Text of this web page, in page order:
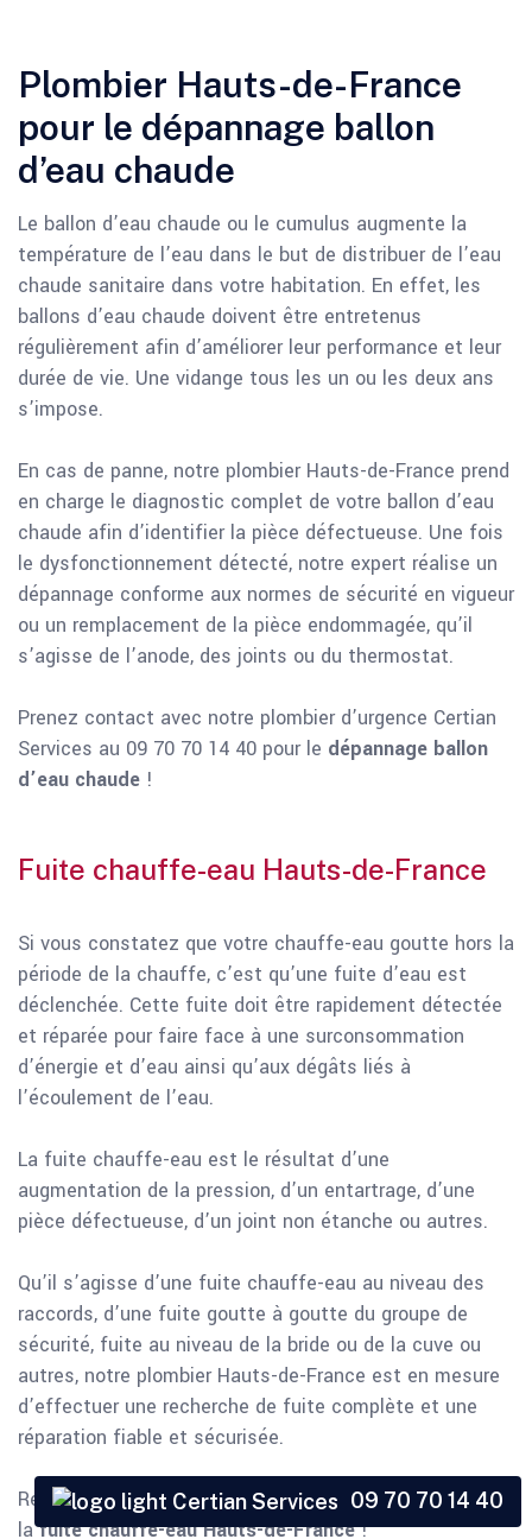
Plombier Hauts-de-France
pour le dépannage ballon
d’eau chaude
Le ballon d’eau chaude ou le cumulus augmente la
température de l’eau dans le but de distribuer de l’eau
chaude sanitaire dans votre habitation. En effet, les
ballons d’eau chaude doivent être entretenus
régulièrement afin d’améliorer leur performance et leur
durée de vie. Une vidange tous les un ou les deux ans
s’impose.
En cas de panne, notre plombier Hauts-de-France prend
en charge le diagnostic complet de votre ballon d’eau
chaude afin d’identifier la pièce défectueuse. Une fois
le dysfonctionnement détecté, notre expert réalise un
dépannage conforme aux normes de sécurité en vigueur
ou un remplacement de la pièce endommagée, qu’il
s’agisse de l’anode, des joints ou du thermostat.
Prenez contact avec notre plombier d’urgence Certian
Services au 09 70 70 14 40 pour le dépannage ballon
d’eau chaude !
Fuite chauffe-eau Hauts-de-France
Si vous constatez que votre chauffe-eau goutte hors la
période de la chauffe, c’est qu’une fuite d’eau est
déclenchée. Cette fuite doit être rapidement détectée
et réparée pour faire face à une surconsommation
d’énergie et d’eau ainsi qu’aux dégâts liés à
l’écoulement de l’eau.
La fuite chauffe-eau est le résultat d’une
augmentation de la pression, d’un entartrage, d’une
pièce défectueuse, d’un joint non étanche ou autres.
Qu’il s’agisse d’une fuite chauffe-eau au niveau des
raccords, d’une fuite goutte à goutte du groupe de
sécurité, fuite au niveau de la bride ou de la cuve ou
autres, notre plombier Hauts-de-France est en mesure
d’effectuer une recherche de fuite complète et une
réparation fiable et sécurisée.
Rejoignez notre plombier sérieux au 09 70 70 14 40 pour
lafuite chauffe-eau Hauts-de-France!
09 70 70 14 40